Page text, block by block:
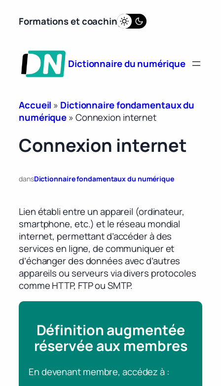
Formations et coaching
Dictionnaire du numérique
Accueil » Dictionnaire fondamentaux du
numérique»Connexion internet
Connexion internet
dansDictionnaire fondamentaux du numérique
Lien établi entre un appareil (ordinateur,
smartphone, etc.) et le réseau mondial
internet, permettant d’accéder à des
services en ligne, de communiquer et
d’échanger des données avec d’autres
appareils ou serveurs via divers protocoles
comme HTTP, FTP ou SMTP.
Définition augmentée
réservée aux membres
En devenant membre, accédez à :